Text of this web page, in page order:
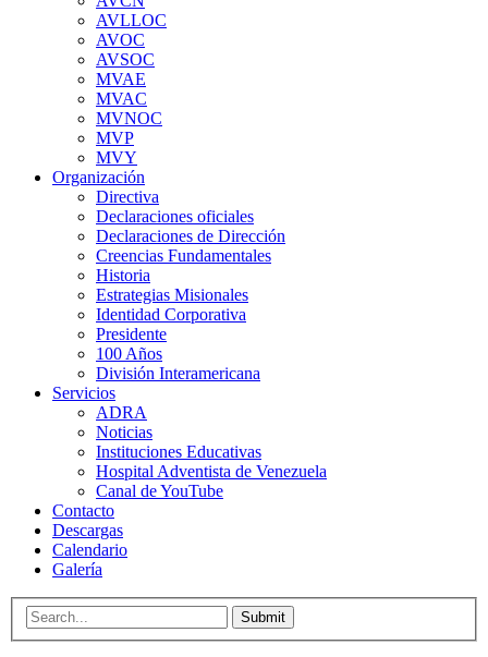
AVLLOC
AVOC
AVSOC
MVAE
MVAC
MVNOC
MVP
MVY
Organización
Directiva
Declaraciones oficiales
Declaraciones de Dirección
Creencias Fundamentales
Historia
Estrategias Misionales
Identidad Corporativa
Presidente
100 Años
División Interamericana
Servicios
ADRA
Noticias
Instituciones Educativas
Hospital Adventista de Venezuela
Canal de YouTube
Contacto
Descargas
Calendario
Galería
Submit